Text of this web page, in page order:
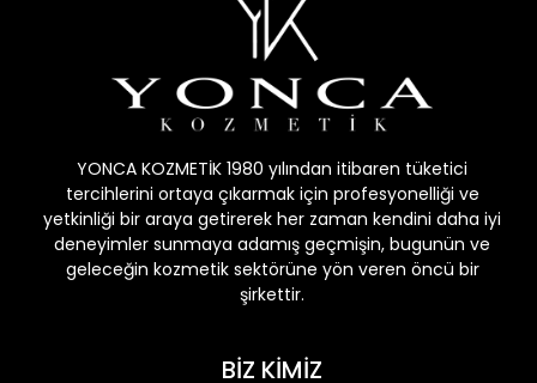
YONCA KOZMETİK 1980 yılından itibaren tüketici
tercihlerini ortaya çıkarmak için profesyonelliği ve
yetkinliği bir araya getirerek her zaman kendini daha iyi
deneyimler sunmaya adamış geçmişin, bugunün ve
geleceğin kozmetik sektörüne yön veren öncü bir
şirkettir.
BİZ KİMİZ